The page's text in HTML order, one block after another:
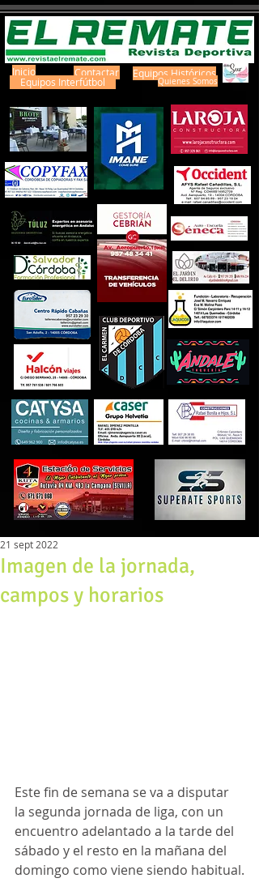
Inicio Contactar
Equipos Interfútbol
Equipos Históricos
Quienes Somos
Imagen de la jornada,
campos y horarios
21 sept 2022
Este fin de semana se va a disputar
la segunda jornada de liga, con un
encuentro adelantado a la tarde del
sábado y el resto en la mañana del
domingo como viene siendo habitual.